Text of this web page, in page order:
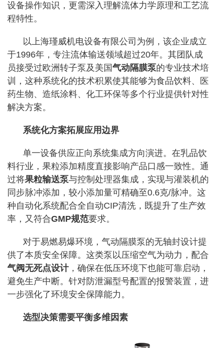
设备操作知识，更需深入理解流体力学原理和工艺流
程特性。
以上海瑾威机电设备有限公司为例，该企业成立
于1996年，专注流体输送领域超过20年。其团队成
员接受过欧洲转子泵及美国气动隔膜泵的专业技术培
训，这种系统化的技术积累使其能够为食品饮料、医
药生物、造纸涂料、化工环保等多个行业提供针对性
解决方案。
系统化方案拓展应用边界
单一设备供应正向系统集成方向演进。在乳品饮
料行业，果粒添加精度直接影响产品口感一致性。通
过将果粒输送泵与控制处理器集成，实现与灌装机的
同步脉冲添加，较小添加量可精确至0.6克/脉冲。这
种自动化系统配合全自动CIP清洗，既提升了生产效
率，又符合GMP规范要求。
对于易燃易爆环境，气动隔膜泵的无轴封设计提
供了本质安全保障。这类泵以压缩空气为动力，配合
气阀无死点设计，确保在低压环境下也能可靠启动，
避免生产中断。针对防泄漏型号配置的报警装置，进
一步强化了环境安全保障能力。
选型决策需要平衡多维因素